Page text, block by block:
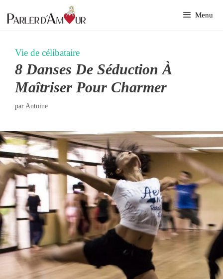
au
Menu
Vie de célibataire
8 Danses De Séduction À
Maîtriser Pour Charmer
par Antoine